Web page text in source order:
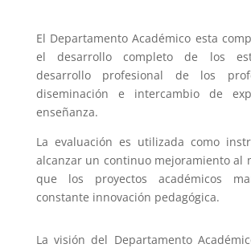
El Departamento Académico esta
el desarrollo completo de los
desarrollo profesional de los
diseminación e intercambio de
enseñanza.
La evaluación es utilizada como
alcanzar un continuo mejoramiento al
que los proyectos académicos
constante innovación pedagógica.
La visión del Departamento